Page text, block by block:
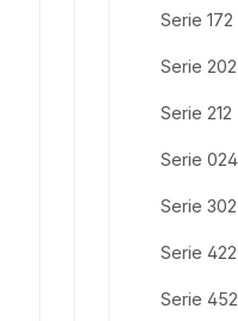
Serie 172
Serie 202
Serie 212
Serie 024
Serie 302
Serie 422
Serie 452